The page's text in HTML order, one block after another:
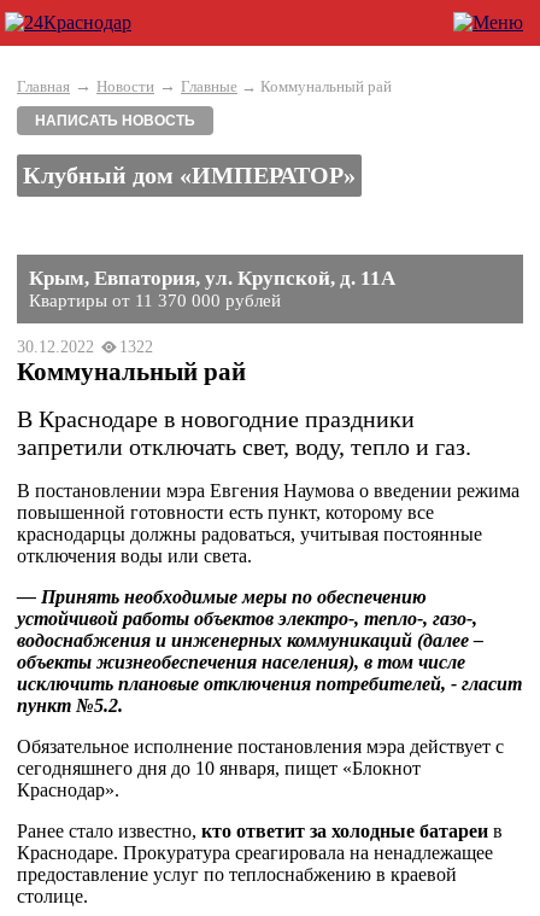
Главная → Новости → Главные → Коммунальный рай
НАПИСАТЬ НОВОСТЬ
Клубный дом «ИМПЕРАТОР»
Крым, Евпатория, ул. Крупской, д. 11А
Квартиры от 11 370 000 рублей
30.12.2022 1322
Коммунальный рай
В Краснодаре в новогодние праздники
запретили отключать свет, воду, тепло и газ.
В постановлении мэра Евгения Наумова о введении режима
повышенной готовности есть пункт, которому все
краснодарцы должны радоваться, учитывая постоянные
отключения воды или света.
— Принять необходимые меры по обеспечению
устойчивой работы объектов электро-, тепло-, газо-,
водоснабжения и инженерных коммуникаций (далее –
объекты жизнеобеспечения населения), в том числе
исключить плановые отключения потребителей, - гласит
пункт №5.2.
Обязательное исполнение постановления мэра действует с
сегодняшнего дня до 10 января, пищет «Блокнот
Краснодар».
Ранее стало известно, кто ответит за холодные батареи в
Краснодаре. Прокуратура среагировала на ненадлежащее
предоставление услуг по теплоснабжению в краевой
столице.